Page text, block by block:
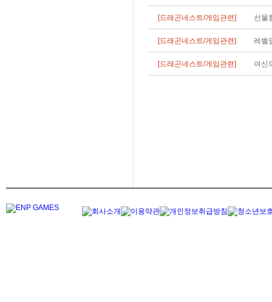
[드래곤네스트/게임관련] 선물
[드래곤네스트/게임관련] 레벨
[드래곤네스트/게임관련] 여신